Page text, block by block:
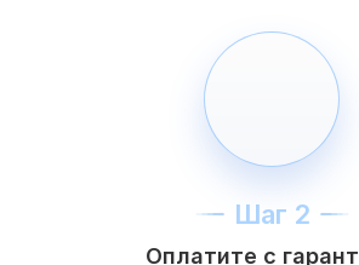
Шаг 2
Оплатите с